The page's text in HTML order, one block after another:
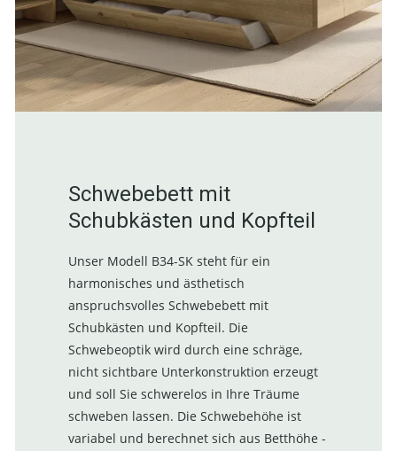
Schwebebett mit
Schubkästen und Kopfteil
Unser Modell B34-SK steht für ein
harmonisches und ästhetisch
anspruchsvolles Schwebebett mit
Schubkästen und Kopfteil. Die
Schwebeoptik wird durch eine schräge,
nicht sichtbare Unterkonstruktion erzeugt
und soll Sie schwerelos in Ihre Träume
schweben lassen. Die Schwebehöhe ist
variabel und berechnet sich aus Betthöhe -